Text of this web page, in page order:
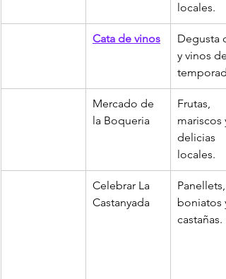
locales.
Cata de vinos
Degusta
y vinos de
Mercado de
la Boqueria
Frutas,
mariscos y
delicias
locales.
Celebrar La
Castanyada
Panellets,
boniatos y
castañas.